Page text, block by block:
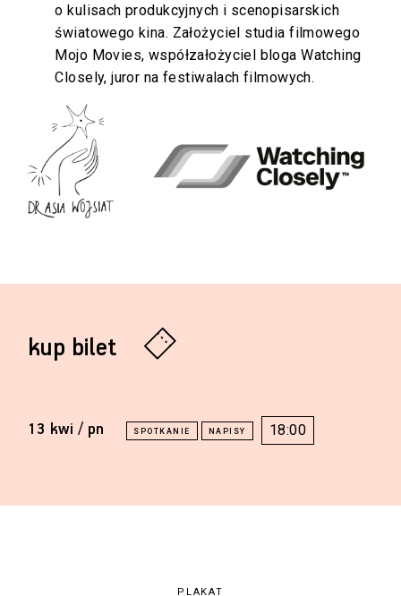
kup bilet
13 kwi / pn 18:00
PLAKAT
o kulisach produkcyjnych i scenopisarskich
światowego kina. Założyciel studia filmowego
Mojo Movies, współzałożyciel bloga Watching
Closely, juror na festiwalach filmowych.